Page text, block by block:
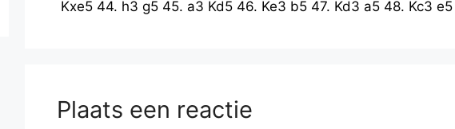
Kxe5 44. h3 g5 45. a3 Kd5 46. Ke3 b5 47. Kd3 a5 48. Kc3 e5
Plaats een reactie